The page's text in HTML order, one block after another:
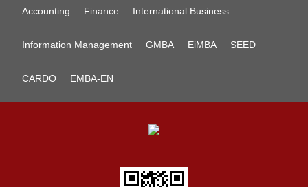
Accounting Finance International Business
Information Management GMBA EiMBA SEED
CARDO EMBA-EN